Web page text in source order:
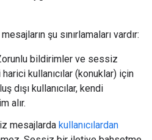
şu sınırlamaları vardır:
bildirimler ve sessiz
kullanıcılar (konuklar) için
dışı kullanıcılar, kendi
alır.
mesajlarda kullanıcılardan